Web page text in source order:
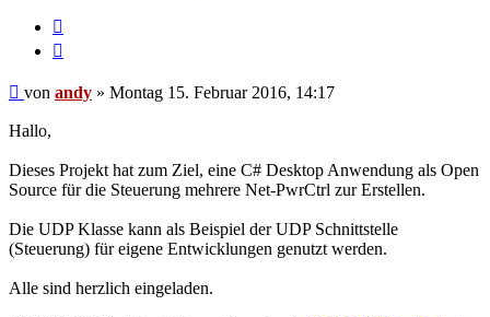
Beitrag
von andy » Montag 15. Februar 2016, 14:17
Hallo,
Dieses Projekt hat zum Ziel, eine C# Desktop Anwendung als Open
Source für die Steuerung mehrere Net-PwrCtrl zur Erstellen.
Die UDP Klasse kann als Beispiel der UDP Schnittstelle
(Steuerung) für eigene Entwicklungen genutzt werden.
Alle sind herzlich eingeladen.